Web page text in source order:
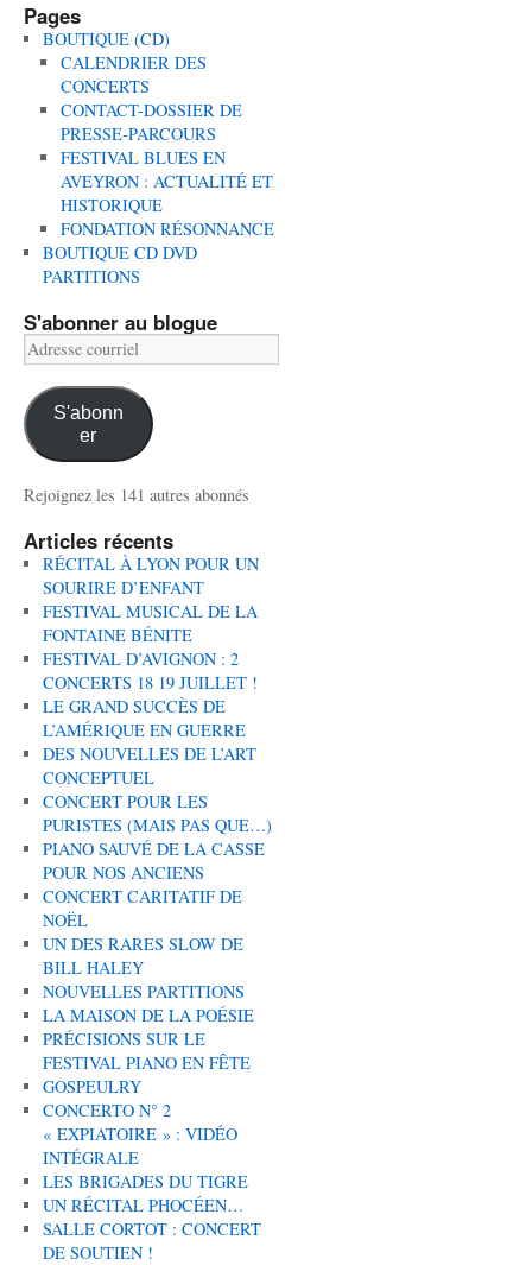
Pages
BOUTIQUE (CD)
CALENDRIER DES
CONCERTS
CONTACT-DOSSIER DE
PRESSE-PARCOURS
FESTIVAL BLUES EN
AVEYRON : ACTUALITÉ ET
HISTORIQUE
FONDATION RÉSONNANCE
BOUTIQUE CD DVD
PARTITIONS
S'abonner au blogue
Adresse
courriel
S'abonn
er
Rejoignez les 141 autres abonnés
Articles récents
RÉCITAL À LYON POUR UN
SOURIRE D’ENFANT
FESTIVAL MUSICAL DE LA
FONTAINE BÉNITE
FESTIVAL D’AVIGNON : 2
CONCERTS 18 19 JUILLET !
LE GRAND SUCCÈS DE
L’AMÉRIQUE EN GUERRE
DES NOUVELLES DE L’ART
CONCEPTUEL
CONCERT POUR LES
PURISTES (MAIS PAS QUE…)
PIANO SAUVÉ DE LA CASSE
POUR NOS ANCIENS
CONCERT CARITATIF DE
NOËL
UN DES RARES SLOW DE
BILL HALEY
NOUVELLES PARTITIONS
LA MAISON DE LA POÉSIE
PRÉCISIONS SUR LE
FESTIVAL PIANO EN FÊTE
GOSPEULRY
CONCERTO N° 2
« EXPIATOIRE » : VIDÉO
INTÉGRALE
LES BRIGADES DU TIGRE
UN RÉCITAL PHOCÉEN…
SALLE CORTOT : CONCERT
DE SOUTIEN !